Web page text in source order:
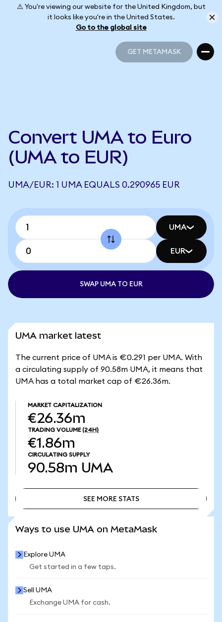
⚠️ You're viewing our website for the United Kingdom, but
it looks like you're in the United States.
Go to the global site
GET METAMASK
Convert UMA to Euro
(UMA to EUR)
UMA/EUR: 1 UMA EQUALS 0.290965 EUR
UMA
EUR
SWAP UMA TO EUR
UMA market latest
The current price of UMA is €0.291 per UMA. With
a circulating supply of 90.58m UMA, it means that
UMA has a total market cap of €26.36m.
MARKET CAPITALIZATION
€26.36m
TRADING VOLUME (24H)
€1.86m
CIRCULATING SUPPLY
90.58m UMA
SEE MORE STATS
Ways to use UMA on MetaMask
Explore UMA
Get started in a few taps.
Sell UMA
Exchange UMA for cash.